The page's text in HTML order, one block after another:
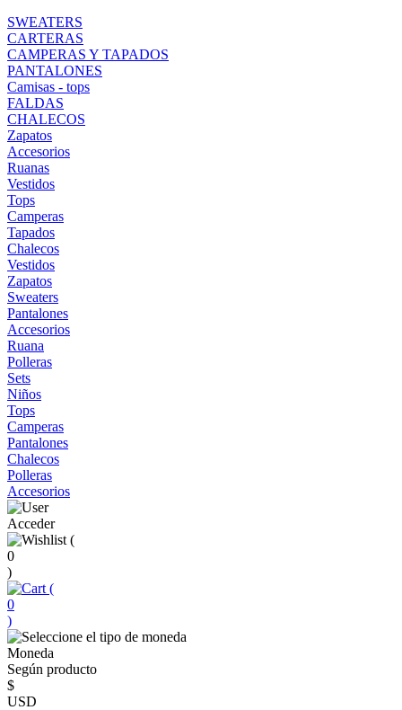
SWEATERS
CARTERAS
CAMPERAS Y TAPADOS
PANTALONES
Camisas - tops
FALDAS
CHALECOS
Zapatos
Accesorios
Ruanas
Vestidos
Tops
Camperas
Tapados
Chalecos
Vestidos
Zapatos
Sweaters
Pantalones
Accesorios
Ruana
Polleras
Sets
Niños
Tops
Camperas
Pantalones
Chalecos
Polleras
Accesorios
Acceder
(
0
)
(
0
)
Moneda
Según producto
$
USD